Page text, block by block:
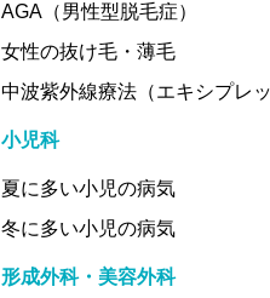
AGA（男性型脱毛症）
女性の抜け毛・薄毛
中波紫外線療法（エキシプレッ
小児科
夏に多い小児の病気
冬に多い小児の病気
形成外科・美容外科